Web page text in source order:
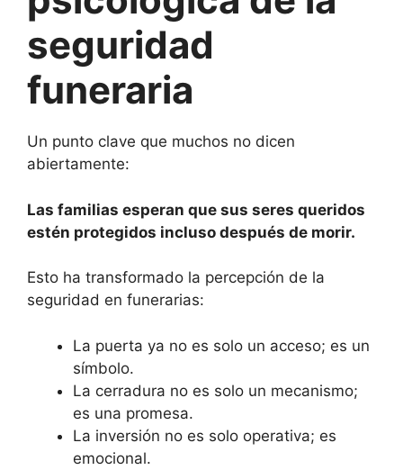
seguridad
funeraria
Un punto clave que muchos no dicen
abiertamente:
Las familias esperan que sus seres queridos
estén protegidos incluso después de morir.
Esto ha transformado la percepción de la
seguridad en funerarias:
La puerta ya no es solo un acceso; es un
símbolo.
La cerradura no es solo un mecanismo;
es una promesa.
La inversión no es solo operativa; es
emocional.